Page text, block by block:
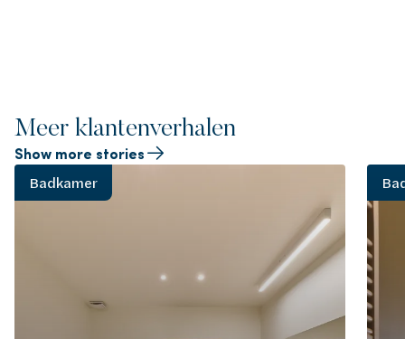
Meer klantenverhalen
Show more stories
Badkamer